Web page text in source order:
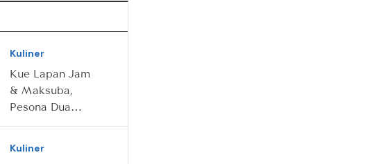
Kuliner
Kue Lapan Jam
& Maksuba,
Pesona Dua
Kuliner